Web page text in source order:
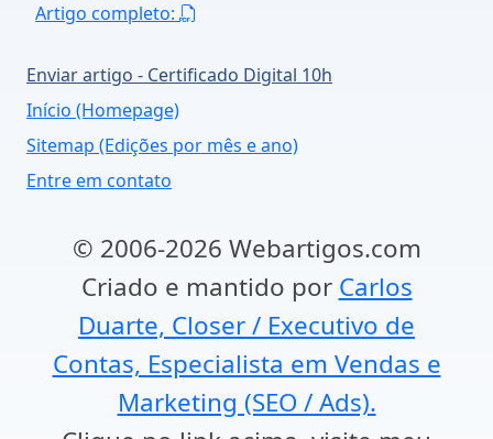
Artigo completo:
Enviar artigo - Certificado Digital 10h
Início (Homepage)
Sitemap (Edições por mês e ano)
Entre em contato
© 2006-2026 Webartigos.com
Criado e mantido por Carlos
Duarte, Closer / Executivo de
Contas, Especialista em Vendas e
Marketing (SEO / Ads).